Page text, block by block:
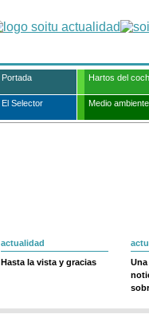
Portada Hartos del
El Selector Medio ambiente
actualidad
Hasta la vista y gracias